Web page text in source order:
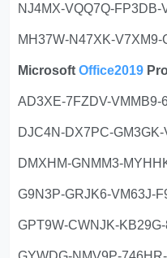
NJ4MX-VQQ7Q-FP3DB-
MH37W-N47XK-V7XM9-
MicrosoftOffice2019
AD3XE-7FZDV-VMMB9-
DJC4N-DX7PC-
DMXHM-GNMM3-
G9N3P-GRJK6-VM63J-
GPT9W-CWNJK-